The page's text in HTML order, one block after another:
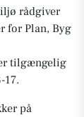
rådgiver
for Plan, Byg
tilgængelig
17.
på